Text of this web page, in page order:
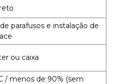
parafusos e instalação de
ou caixa
/ menos de 90% (sem